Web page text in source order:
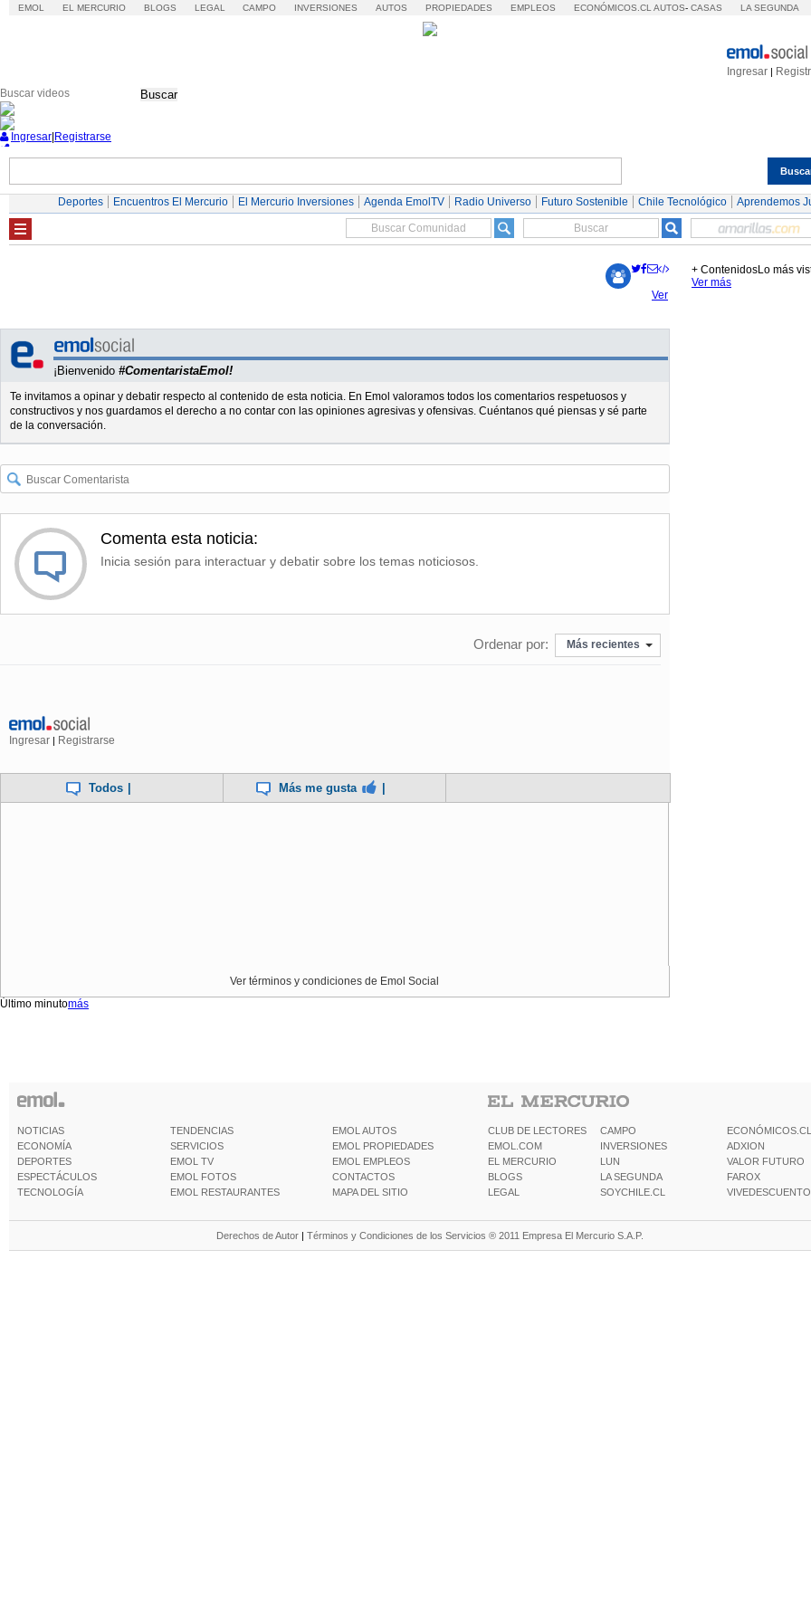
EMOL EL MERCURIO BLOGS LEGAL CAMPO INVERSIONES AUTOS PROPIEDADES EMPLEOS ECONÓMICOS.CL AUTOS- CASAS LA SEGUNDA
Ingresar |
Buscar
Ingresar Registrarse
Deportes Encuentros El Mercurio El Mercurio Inversiones Agenda EmolTV Radio Universo Futuro Sostenible Chile Tecnológico Aprendemos
¡Bienvenido #ComentaristaEmol!
Te invitamos a opinar y debatir respecto al contenido de esta noticia. En Emol valoramos todos los comentarios respetuosos y
constructivos y nos guardamos el derecho a no contar con las opiniones agresivas y ofensivas. Cuéntanos qué piensas y sé parte
de la conversación.
Comenta esta noticia:
Inicia sesión para interactuar y debatir sobre los temas noticiosos.
Ordenar por: Más recientes
Ingresar | Registrarse
Todos | Más me gusta |
Ver términos y condiciones de Emol Social
Último minuto
Ver
más
Lo más
+ Contenidos
Ver más
NOTICIAS
ECONOMÍA
DEPORTES
ESPECTÁCULOS
TECNOLOGÍA
TENDENCIAS
SERVICIOS
EMOL TV
EMOL FOTOS
EMOL RESTAURANTES
EMOL AUTOS
EMOL PROPIEDADES
EMOL EMPLEOS
CONTACTOS
MAPA DEL SITIO
CLUB DE LECTORES
EMOL.COM
EL MERCURIO
BLOGS
LEGAL
CAMPO
INVERSIONES
LUN
LA SEGUNDA
SOYCHILE.CL
ECONÓMICOS.CL
ADXION
VALOR FUTURO
FAROX
Derechos de Autor | Términos y Condiciones de los Servicios ® 2011 Empresa El Mercurio S.A.P.